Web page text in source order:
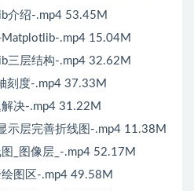
介绍-.mp4 53.45M
.mp4 15.04M
三层结构-.mp4 32.62M
刻度-.mp4 37.33M
决-.mp4 31.22M
示层完善折线图-.mp4 11.38M
_图像层_-.mp4 52.17M
图区-.mp4 49.58M